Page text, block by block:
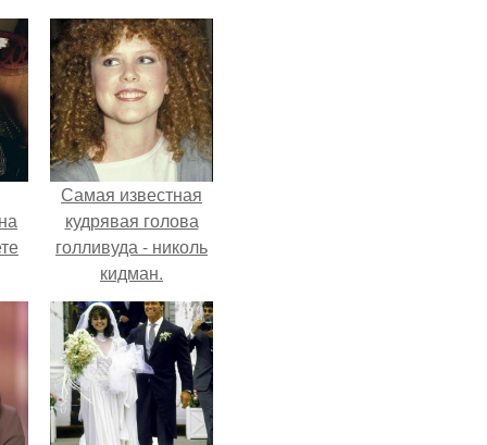
Самая известная
кудрявая голова
голливуда - николь
кидман.